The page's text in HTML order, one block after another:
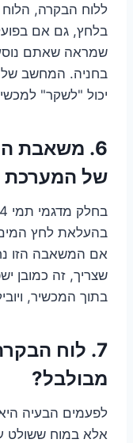
ללוח הבקרה, הלוח
בלחץ, גם אם
בחניה. המחשב של
יכול "לשקר"
6. משאבת
של המערכת
בהעלאת לחץ
אם המשאבה הזו
שצריך, זה כמובן
בתוך המכשיר, ויוביל
7. לוח
מבולבל?
לפעמים הבעיה
אלא במוח ששולט